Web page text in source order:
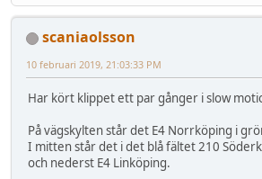
scaniaolsson
10 februari 2019, 21:03:33 PM
Har kört klippet ett par gånger i slow
På vägskylten står det E4 Norrköping i
I mitten står det i det blå fältet 210
och nederst E4 Linköping.